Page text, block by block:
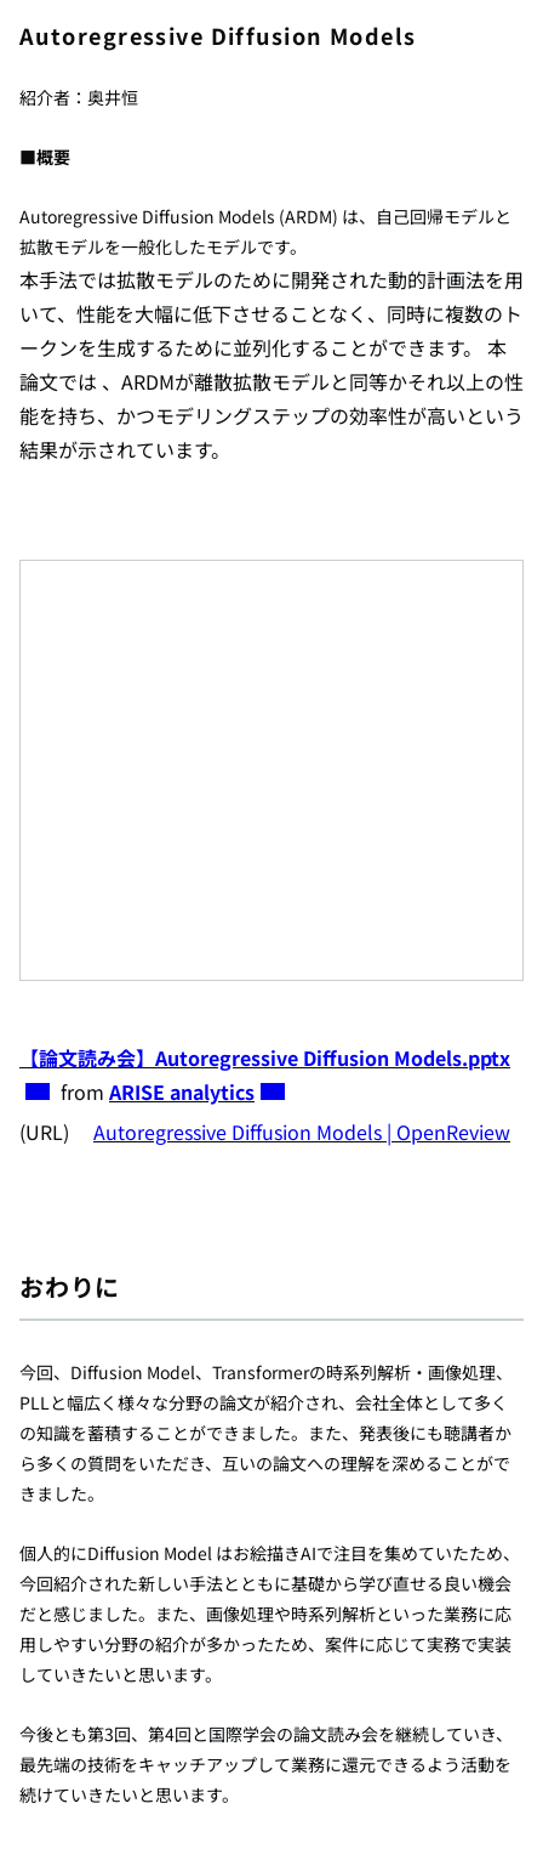
Autoregressive Diffusion Models
紹介者：奥井恒
■概要
Autoregressive Diffusion Models (ARDM) は、自己回帰モデルと
拡散モデルを一般化したモデルです。
本手法では拡散モデルのために開発された動的計画法を用
いて、性能を大幅に低下させることなく、同時に複数のト
ークンを生成するために並列化することができます。 本
論文では 、ARDMが離散拡散モデルと同等かそれ以上の性
能を持ち、かつモデリングステップの効率性が高いという
結果が示されています。
【論文読み会】Autoregressive Diffusion Models.pptx
from ARISE analytics
(URL)
Autoregressive Diffusion Models | OpenReview
おわりに
今回、Diffusion Model、Transformerの時系列解析・画像処理、
PLLと幅広く様々な分野の論文が紹介され、会社全体として多く
の知識を蓄積することができました。また、発表後にも聴講者か
ら多くの質問をいただき、互いの論文への理解を深めることがで
きました。
個人的にDiffusion Model はお絵描きAIで注目を集めていたため、
今回紹介された新しい手法とともに基礎から学び直せる良い機会
だと感じました。また、画像処理や時系列解析といった業務に応
用しやすい分野の紹介が多かったため、案件に応じて実務で実装
していきたいと思います。
今後とも第3回、第4回と国際学会の論文読み会を継続していき、
最先端の技術をキャッチアップして業務に還元できるよう活動を
続けていきたいと思います。